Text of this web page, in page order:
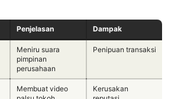
Penjelasan Dampak
Meniru suara
pimpinan
perusahaan
Penipuan transaksi
Membuat video
Kerusakan